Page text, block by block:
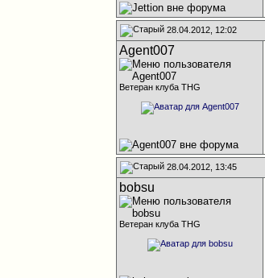
28.04.2012, 12:02
Agent007
Ветеран клуба THG
28.04.2012, 13:45
bobsu
Ветеран клуба THG